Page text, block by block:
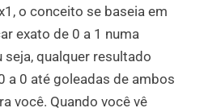
o conceito se baseia em
exato de 0 a 1 numa
qualquer resultado
a 0 até goleadas de ambos
você. Quando você vê